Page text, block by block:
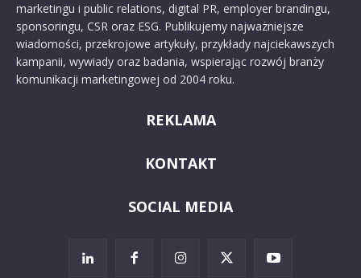
marketingu i public relations, digital PR, employer brandingu,
sponsoringu, CSR oraz ESG. Publikujemy najważniejsze
wiadomości, przekrojowe artykuły, przykłady najciekawszych
kampanii, wywiady oraz badania, wspierając rozwój branży
komunikacji marketingowej od 2004 roku.
REKLAMA
KONTAKT
SOCIAL MEDIA